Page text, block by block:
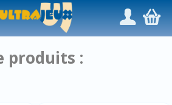
/,
produits :